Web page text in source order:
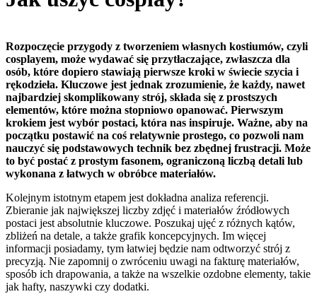
Rozpoczęcie przygody z tworzeniem własnych kostiumów, czyli
cosplayem, może wydawać się przytłaczające, zwłaszcza dla
osób, które dopiero stawiają pierwsze kroki w świecie szycia i
rękodzieła. Kluczowe jest jednak zrozumienie, że każdy, nawet
najbardziej skomplikowany strój, składa się z prostszych
elementów, które można stopniowo opanować. Pierwszym
krokiem jest wybór postaci, która nas inspiruje. Ważne, aby na
początku postawić na coś relatywnie prostego, co pozwoli nam
nauczyć się podstawowych technik bez zbędnej frustracji. Może
to być postać z prostym fasonem, ograniczoną liczbą detali lub
wykonana z łatwych w obróbce materiałów.
Kolejnym istotnym etapem jest dokładna analiza referencji.
Zbieranie jak największej liczby zdjęć i materiałów źródłowych
postaci jest absolutnie kluczowe. Poszukaj ujęć z różnych kątów,
zbliżeń na detale, a także grafik koncepcyjnych. Im więcej
informacji posiadamy, tym łatwiej będzie nam odtworzyć strój z
precyzją. Nie zapomnij o zwróceniu uwagi na fakturę materiałów,
sposób ich drapowania, a także na wszelkie ozdobne elementy, takie
jak hafty, naszywki czy dodatki.